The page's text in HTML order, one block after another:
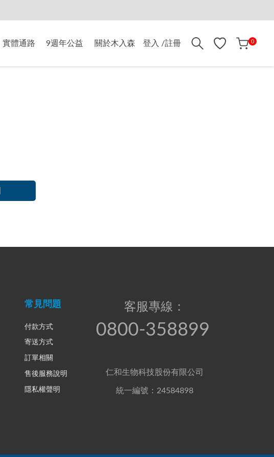
實體通路 9週年公益 關於木入森 登入 /註冊 0
客服專線：
0800-358899
仁和生物科技股份有限公司
統一編號：24584898
常見問題
付款方式
寄送方式
訂單相關
售後服務說明
隱私權聲明